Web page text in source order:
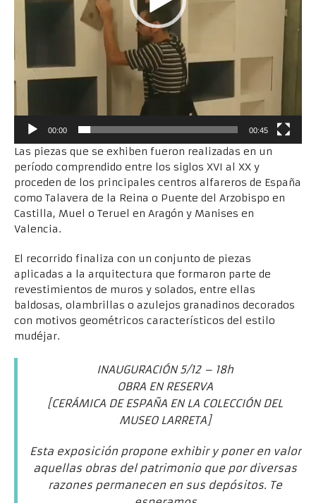
00:00 00:45
Las piezas que se exhiben fueron realizadas en un
período comprendido entre los siglos XVI al XX y
proceden de los principales centros alfareros de España
como Talavera de la Reina o Puente del Arzobispo en
Castilla, Muel o Teruel en Aragón y Manises en
Valencia.
El recorrido finaliza con un conjunto de piezas
aplicadas a la arquitectura que formaron parte de
revestimientos de muros y solados, entre ellas
baldosas, olambrillas o azulejos granadinos decorados
con motivos geométricos característicos del estilo
mudéjar.
INAUGURACIÓN 5/12 – 18h
OBRA EN RESERVA
[CERÁMICA DE ESPAÑA EN LA COLECCIÓN DEL
MUSEO LARRETA]
Esta exposición propone exhibir y poner en valor
aquellas obras del patrimonio que por diversas
razones permanecen en sus depósitos. Te